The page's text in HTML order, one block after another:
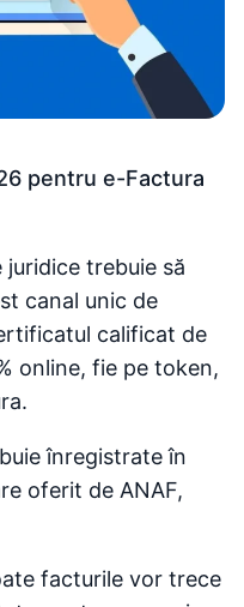
pentru e-Factura
trebuie să
canal unic de
calificat de
online, fie pe token,
înregistrate în
oferit de ANAF,
facturile vor trece